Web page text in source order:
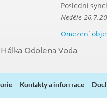
Poslední
Neděle
Omezení
Odolena Voda
Kontakty a informace